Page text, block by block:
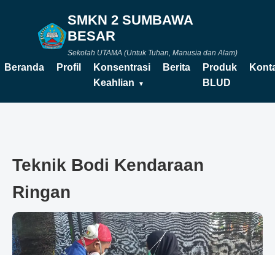
SMKN 2 SUMBAWA
BESAR
Sekolah UTAMA (Untuk Tuhan, Manusia dan Alam)
Beranda Profil
Konsentrasi
Keahlian
Berita
Produk
BLUD
Teknik Bodi Kendaraan
Ringan